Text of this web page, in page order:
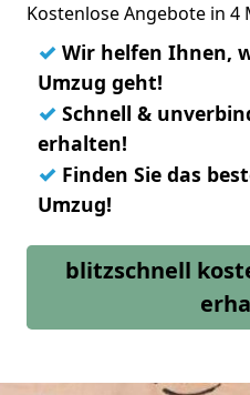
Kostenlose Angebote in 4
✓ Wir helfen Ihnen,
Umzug geht!
✓ Schnell &
erhalten!
✓ Finden Sie das
Umzug!
blitzschnell